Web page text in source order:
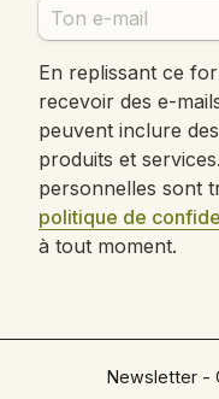
Newsletter -